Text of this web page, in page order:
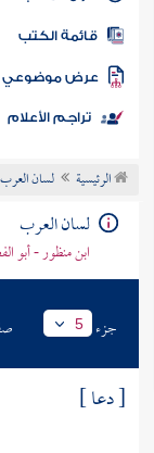
المكتبة
الكتب
موضوعي
تراجم الأعلام
الرئيسية لسان العرب
لسان العرب
ابن منظور - أبو
جزء 5
[ دعا ]